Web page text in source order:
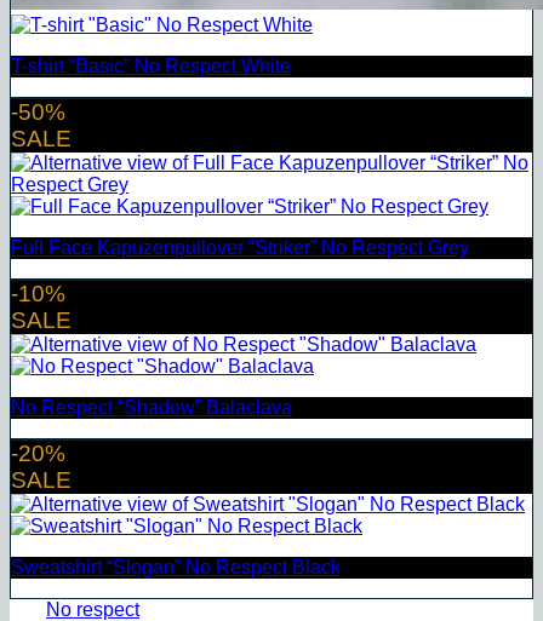
T-shirt “Basic” No Respect White
-50%
SALE
Full Face Kapuzenpullover “Striker” No Respect Grey
-10%
SALE
No Respect “Shadow” Balaclava
-20%
SALE
Sweatshirt “Slogan” No Respect Black
No respect